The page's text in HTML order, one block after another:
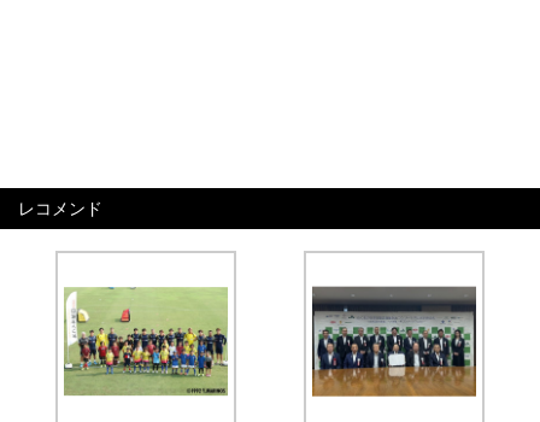
レコメンド